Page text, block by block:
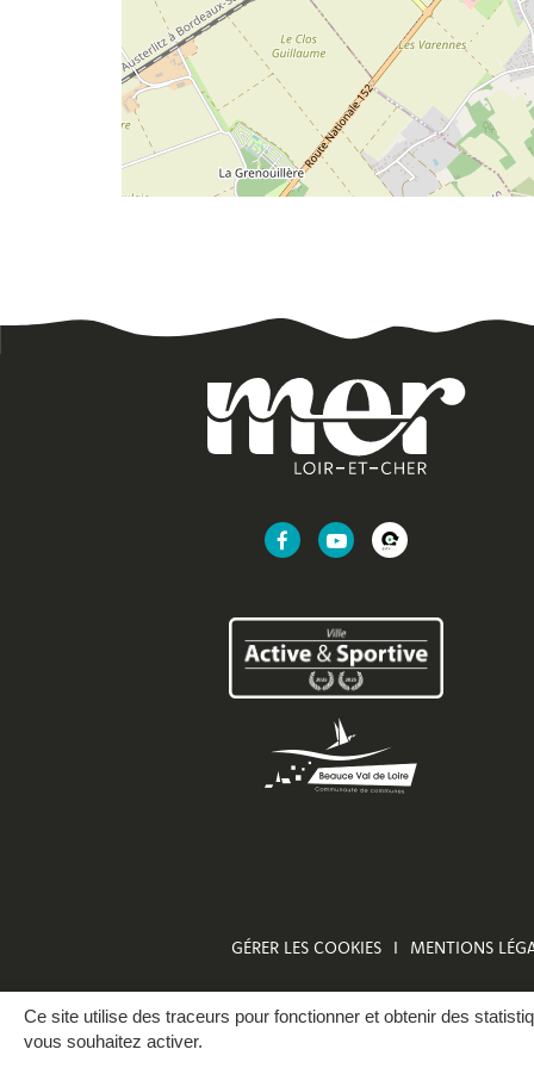
Ce site utilise des traceurs pour fonctionner et obtenir des
vous souhaitez activer.
Lien
compte
Facebook
Lien
chaîne
Youtube
Lien
CityAll
de
Mer
GÉRER LES COOKIES MENTIONS